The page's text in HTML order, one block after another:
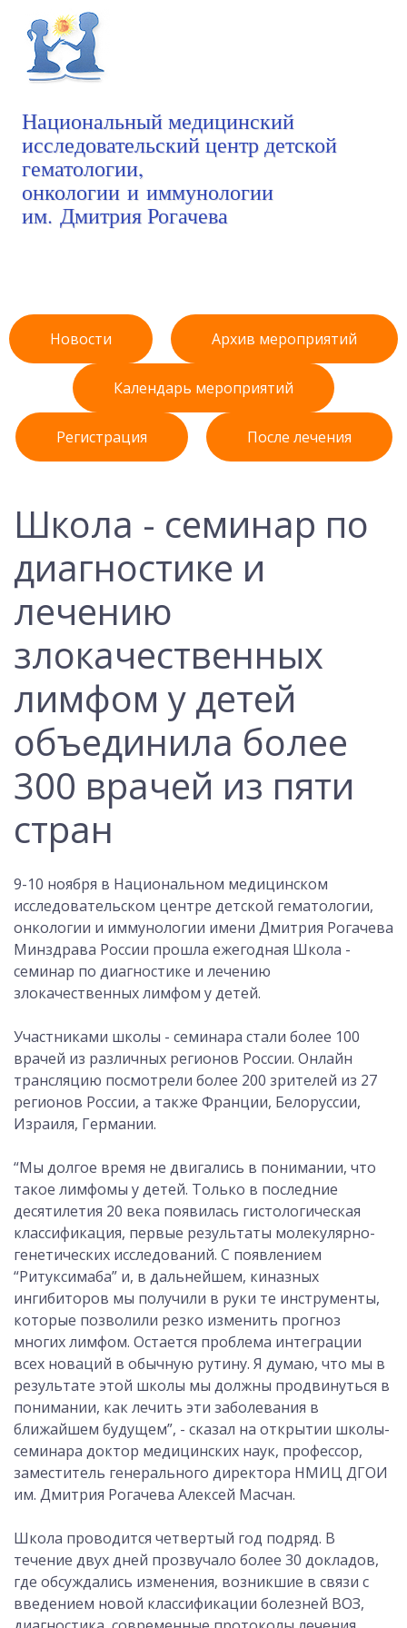
Национальный медицинский
исследовательский центр детской
гематологии,
онкологии и иммунологии
им. Дмитрия Рогачева
Новости Архив мероприятий
Календарь мероприятий
Регистрация После лечения
Школа - семинар по
диагностике и
лечению
злокачественных
лимфом у детей
объединила более
300 врачей из пяти
стран
9-10 ноября в Национальном медицинском
исследовательском центре детской гематологии,
онкологии и иммунологии имени Дмитрия Рогачева
Минздрава России прошла ежегодная Школа -
семинар по диагностике и лечению
злокачественных лимфом у детей.
Участниками школы - семинара стали более 100
врачей из различных регионов России. Онлайн
трансляцию посмотрели более 200 зрителей из 27
регионов России, а также Франции, Белоруссии,
Израиля, Германии.
“Мы долгое время не двигались в понимании, что
такое лимфомы у детей. Только в последние
десятилетия 20 века появилась гистологическая
классификация, первые результаты молекулярно-
генетических исследований. С появлением
“Ритуксимаба” и, в дальнейшем, киназных
ингибиторов мы получили в руки те инструменты,
которые позволили резко изменить прогноз
многих лимфом. Остается проблема интеграции
всех новаций в обычную рутину. Я думаю, что мы в
результате этой школы мы должны продвинуться в
понимании, как лечить эти заболевания в
ближайшем будущем”, - сказал на открытии школы-
семинара доктор медицинских наук, профессор,
заместитель генерального директора НМИЦ ДГОИ
им. Дмитрия Рогачева Алексей Масчан.
Школа проводится четвертый год подряд. В
течение двух дней прозвучало более 30 докладов,
где обсуждались изменения, возникшие в связи с
введением новой классификации болезней ВОЗ,